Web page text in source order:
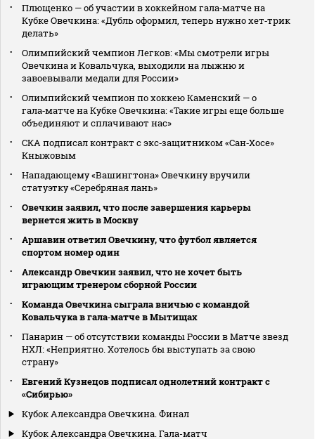
Плющенко — об участии в хоккейном гала‑матче на
Кубке Овечкина: «Дубль оформил, теперь нужно хет‑трик
делать»
Олимпийский чемпион Легков: «Мы смотрели игры
Овечкина и Ковальчука, выходили на лыжню и
завоевывали медали для России»
Олимпийский чемпион по хоккею Каменский — о
гала‑матче на Кубке Овечкина: «Такие игры еще больше
объединяют и сплачивают нас»
СКА подписал контракт с экс‑защитником «Сан‑Хосе»
Кныжовым
Нападающему «Вашингтона» Овечкину вручили
статуэтку «Серебряная лань»
Овечкин заявил, что после завершения карьеры
вернется жить в Москву
Аршавин ответил Овечкину, что футбол является
спортом номер один
Александр Овечкин заявил, что не хочет быть
играющим тренером сборной России
Команда Овечкина сыграла вничью с командой
Ковальчука в гала‑матче в Мытищах
Панарин — об отсутствии команды России в Матче звезд
НХЛ: «Неприятно. Хотелось бы выступать за свою
страну»
Евгений Кузнецов подписал однолетний контракт с
«Сибирью»
Кубок Александра Овечкина. Финал
Кубок Александра Овечкина. Гала-матч